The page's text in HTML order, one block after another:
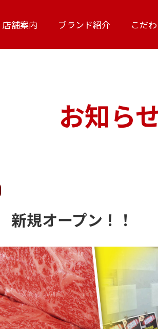
店舗案内 ブランド紹介
肉匠かみむら
こだ
奥州菜美
お知ら
規オープン！！